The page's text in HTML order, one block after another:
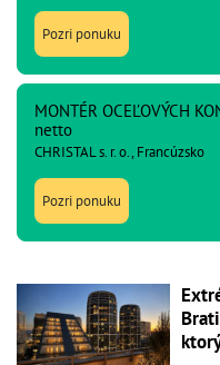
Pozri ponuku
MONTÉR OCEĽOVÝCH
netto
CHRISTAL s. r. o., Francúzsko
Pozri ponuku